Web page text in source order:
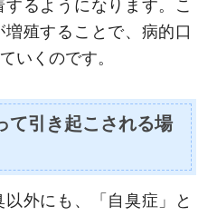
るようになります。こ
殖することで、病的口
いくのです。
て引き起こされる場
外にも、「自臭症」と